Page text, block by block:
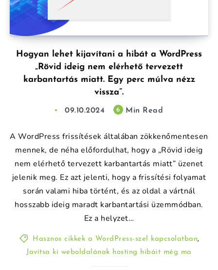
Hogyan lehet kijavítani a hibát a WordPress
„Rövid ideig nem elérhető tervezett
karbantartás miatt. Egy perc múlva nézz
vissza”.
09.10.2024 6 Min Read
A WordPress frissítések általában zökkenőmentesen
mennek, de néha előfordulhat, hogy a „Rövid ideig
nem elérhető tervezett karbantartás miatt” üzenet
jelenik meg. Ez azt jelenti, hogy a frissítési folyamat
során valami hiba történt, és az oldal a vártnál
hosszabb ideig maradt karbantartási üzemmódban.
Ez a helyzet…
Hasznos cikkek a WordPress-szel kapcsolatban,
Javítsa ki weboldalának hosting hibáit még ma